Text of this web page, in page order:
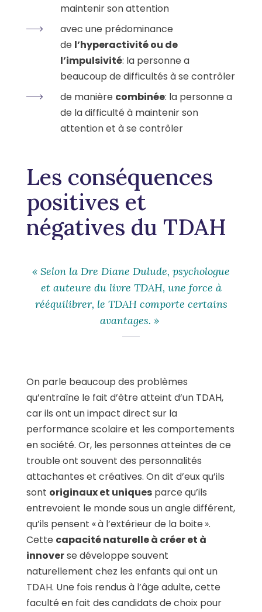
maintenir son attention
avec une prédominance
de l’hyperactivité ou de
l’impulsivité: la personne a
beaucoup de difficultés à se contrôler
de manière combinée: la personne a
de la difficulté à maintenir son
attention et à se contrôler
Les conséquences
positives et
négatives du TDAH
« Selon la Dre Diane Dulude, psychologue
et auteure du livre TDAH, une force à
rééquilibrer, le TDAH comporte certains
avantages. »
On parle beaucoup des problèmes
qu’entraîne le fait d’être atteint d’un TDAH,
car ils ont un impact direct sur la
performance scolaire et les comportements
en société. Or, les personnes atteintes de ce
trouble ont souvent des personnalités
attachantes et créatives. On dit d’eux qu’ils
sont originaux et uniques parce qu’ils
entrevoient le monde sous un angle différent,
qu’ils pensent « à l’extérieur de la boite ».
Cette capacité naturelle à créer et à
innoverse développe souvent
naturellement chez les enfants qui ont un
TDAH. Une fois rendus à l’âge adulte, cette
faculté en fait des candidats de choix pour